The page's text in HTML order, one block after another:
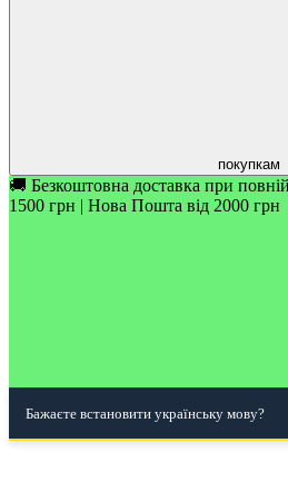
покупкам
🚚 Безкоштовна доставка при
1500 грн | Нова Пошта від 2000 грн
Бажаєте встановити українську мову?